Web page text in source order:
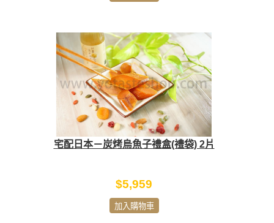
宅配日本－炭烤烏魚子禮盒(禮袋) 2片
$5,959
加入購物車